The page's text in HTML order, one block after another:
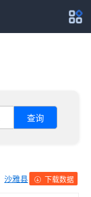
查询
沙雅县 下载数据